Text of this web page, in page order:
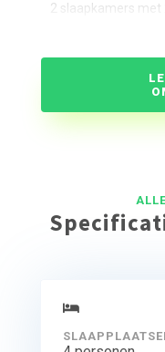
2 slaapkamers met
Berging.